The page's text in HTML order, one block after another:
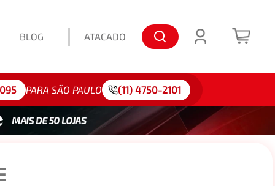
BLOG ATACADO
175/65R15
PARA SÃO PAULO (11) 4750-2101